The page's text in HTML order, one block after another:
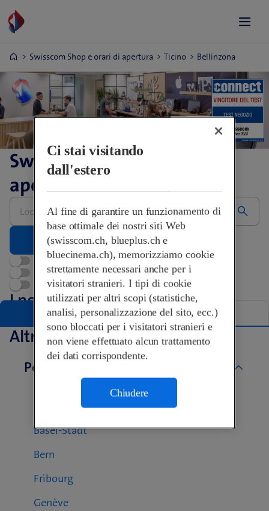
Swisscom Shop e orari di apertura Ticino Bellinzona
Swisscom Shop e orari di
apertura
Inserire
l’indirizzo,
Aperti adesso
Appuntamento
Swisscom World Partner
I nostri Shop a Bellinzona
Elenco Mappa
Altri Swisscom Shop
Per cantone
Basel-Landschaft
Basel-Stadt
Bern
Fribourg
Genève
Ci stai visitando
dall'estero
Al fine di garantire un funzionamento di
base ottimale dei nostri siti Web
(swisscom.ch, blueplus.ch e
bluecinema.ch), memorizziamo cookie
strettamente necessari anche per i
visitatori stranieri. I tipi di cookie
utilizzati per altri scopi (statistiche,
analisi, personalizzazione del sito, ecc.)
sono bloccati per i visitatori stranieri e
non viene effettuato alcun trattamento
dei dati corrispondente.
Chiudere